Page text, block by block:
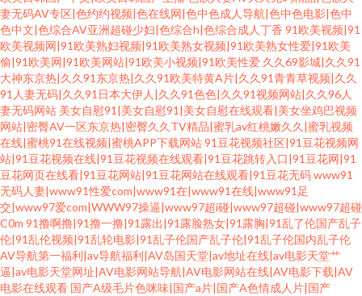
妻无码AV专区|色约约视频|色在线网|色中色成人导航|色中色电影|色中
色中文|色综合AV亚洲超碰少妇|色综合h|色综合成人丁香 91欧美视频|91
欧美视频网|91欧美熟妇视频|91欧美熟女视频|91欧美熟女性爱|91欧美
偷|91欧美网|91欧美网站|91欧美小视频|91欧美性爱 久久69影城|久久91
大神东京热|久久91东京热|久久91欧美特黄A片|久久91青青草视频|久久
91人妻无码|久久91日本大伊人|久久91色色|久久91视频网站|久久96人
妻无码网站 美女自慰91|美女自慰91|美女自慰在线观看|美女坐鸡巴视频
网站|密臀AV一区东京热|密臀久久TV精品|蜜乳av红桃嫩久久|蜜乳视频
在线|蜜桃91在线视频|蜜桃APP下载网站91豆花视频社区|91豆花视频网
站|91豆花视频在线|91豆花视频在线观看|91豆花跳转入口|91豆花网|91
豆花网页在线看|91豆花网站|91豆花网站在线观看|91豆花无码www91
无码人妻|www91性爱com|www91在|www91在线|www91足
交|www97爱com|WWW97操逼|www97超i碰|www97超碰|www97超碰
C0m 91撸啊撸|91撸一撸|91露出|91露脸熟女|91露胸|91乱了伦国产乱子
伦|91乱伦视频|91乱轮电影|91乱子伦国产乱子伦|91乱子伦国内乱子伦
AV导航第一福利|av导航福利|AV岛国天堂|av地址在线|av电影天堂艹
逼|av电影天堂网址|AV电影网站导航|AV电影网站在线|AV电影下载|AV
电影在线观看 国产A级毛片色咪味|国产a片|国产A色情成人片|国产